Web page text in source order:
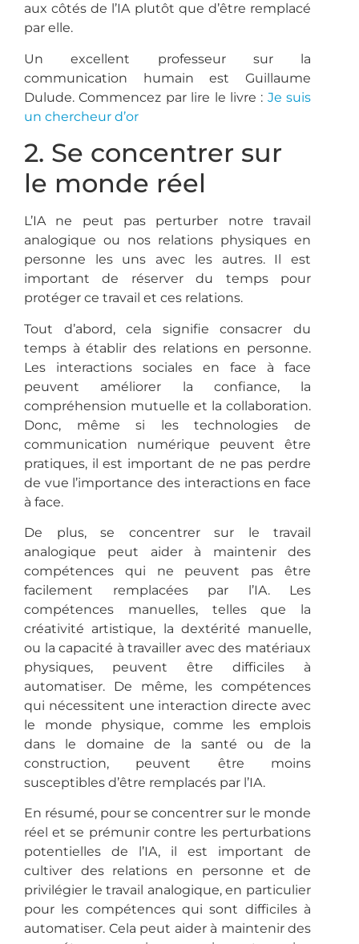
aux côtés de l’IA plutôt que d’être remplacé
par elle.
Un excellent professeur sur la
communication humain est Guillaume
Dulude. Commencez par lire le livre : Je suis
un chercheur d’or
2. Se concentrer sur
le monde réel
L’IA ne peut pas perturber notre travail
analogique ou nos relations physiques en
personne les uns avec les autres. Il est
important de réserver du temps pour
protéger ce travail et ces relations.
Tout d’abord, cela signifie consacrer du
temps à établir des relations en personne.
Les interactions sociales en face à face
peuvent améliorer la confiance, la
compréhension mutuelle et la collaboration.
Donc, même si les technologies de
communication numérique peuvent être
pratiques, il est important de ne pas perdre
de vue l’importance des interactions en face
à face.
De plus, se concentrer sur le travail
analogique peut aider à maintenir des
compétences qui ne peuvent pas être
facilement remplacées par l’IA. Les
compétences manuelles, telles que la
créativité artistique, la dextérité manuelle,
ou la capacité à travailler avec des matériaux
physiques, peuvent être difficiles à
automatiser. De même, les compétences
qui nécessitent une interaction directe avec
le monde physique, comme les emplois
dans le domaine de la santé ou de la
construction, peuvent être moins
susceptibles d’être remplacés par l’IA.
En résumé, pour se concentrer sur le monde
réel et se prémunir contre les perturbations
potentielles de l’IA, il est important de
cultiver des relations en personne et de
privilégier le travail analogique, en particulier
pour les compétences qui sont difficiles à
automatiser. Cela peut aider à maintenir des